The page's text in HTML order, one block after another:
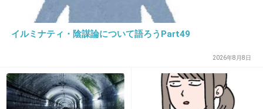
11. 匿名2018/11/14(水) 16:56:31
+0
イルミナティ・陰謀論について語ろうPart49
2026年8月8日